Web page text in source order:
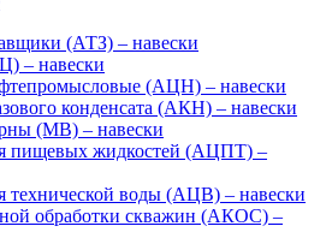
(АТЗ) – навески
– навески
(АЦН) – навески
конденсата (АКН) – навески
(МВ) – навески
пищевых жидкостей (АЦПТ) –
технической воды (АЦВ) – навески
обработки скважин (АКОС) –